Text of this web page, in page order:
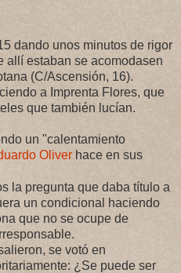
dando unos minutos de rigor
allí estaban se acomodasen
(C/Ascensión, 16).
a Imprenta Flores, que
que también lucían.
un "calentamiento
Oliver hace en sus
la pregunta que daba título a
un condicional haciendo
que no se ocupe de
se votó en
¿Se puede ser